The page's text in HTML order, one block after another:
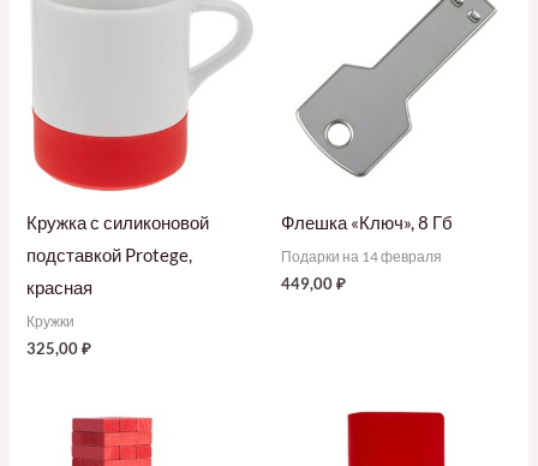
Кружка с силиконовой
подставкой Protege,
красная
Кружки
325,00₽
Флешка «Ключ», 8 Гб
Подарки на 14 февраля
449,00₽